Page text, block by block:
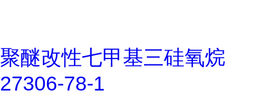
聚醚改性七甲基三硅氧烷
27306-78-1